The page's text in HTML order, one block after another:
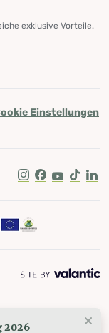
2026
exklusive Vorteile.
Einstellungen
Instagram
Facebook
Youtube
Tik Tok